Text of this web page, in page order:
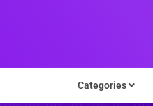
Categories